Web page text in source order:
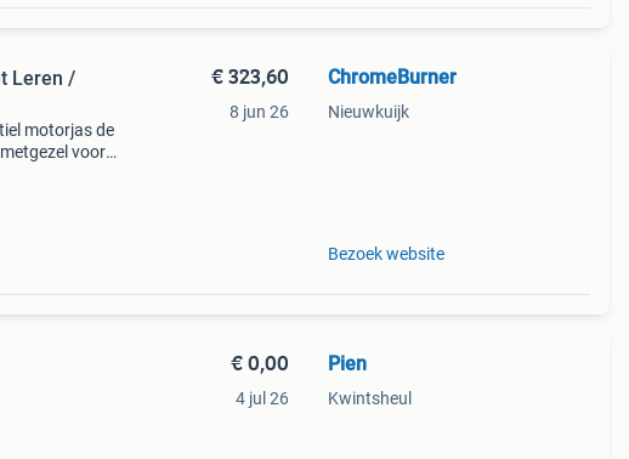
Leren /
motorjas de
voor
€ 323,60
8 jun 26
ChromeBurner
Nieuwkuijk
Bezoek website
€ 0,00
4 jul 26
Pien
Kwintsheul